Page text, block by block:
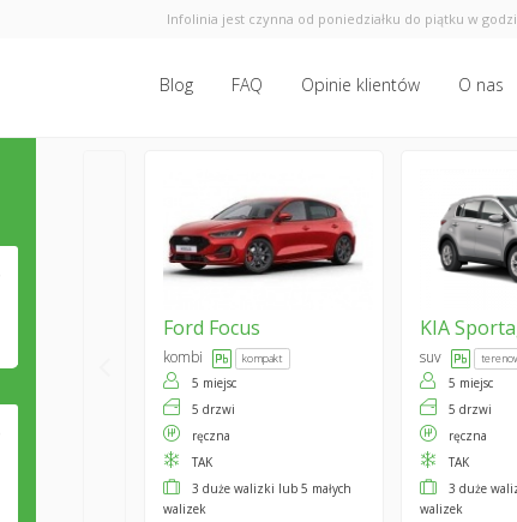
Infolinia jest czynna od poniedziałku do piątku w
Blog FAQ Opinie klientów O nas
Ford Focus
kombi kompakt
5 miejsc
5 drzwi
ręczna
TAK
3 duże walizki lub 5 małych
walizek
KIA
suv
5 miejsc
5 drzwi
ręczna
TAK
3 duże
walizek